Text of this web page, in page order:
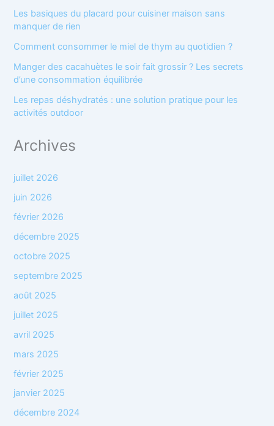
Les basiques du placard pour cuisiner maison sans
manquer de rien
Comment consommer le miel de thym au quotidien ?
Manger des cacahuètes le soir fait grossir ? Les secrets
d’une consommation équilibrée
Les repas déshydratés : une solution pratique pour les
activités outdoor
Archives
juillet 2026
juin 2026
février 2026
décembre 2025
octobre 2025
septembre 2025
août 2025
juillet 2025
avril 2025
mars 2025
février 2025
janvier 2025
décembre 2024